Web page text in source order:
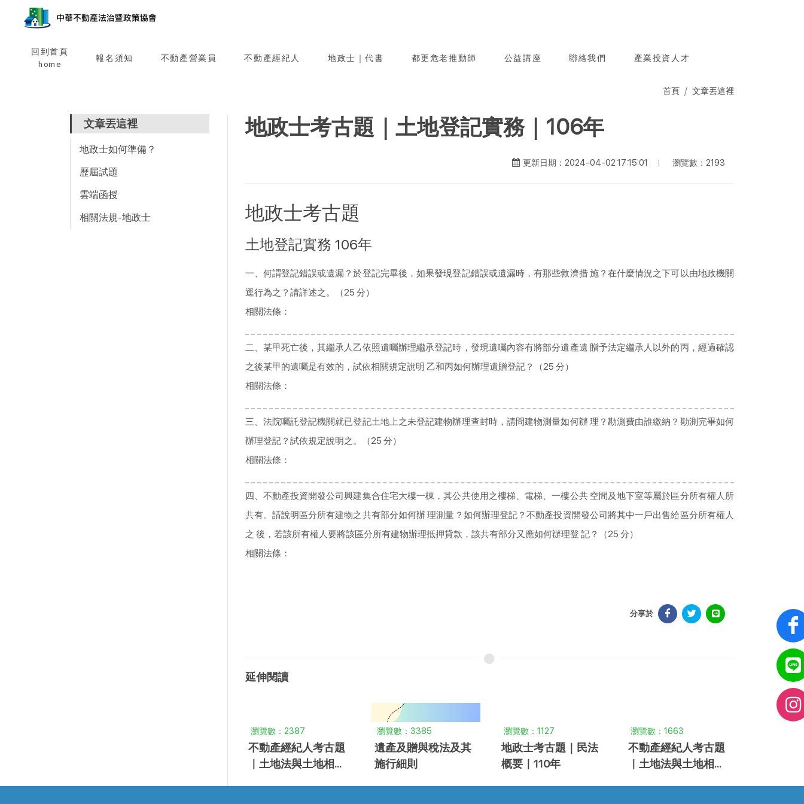
回到首頁
home
報名須知 不動產營業員 不動產經紀人 地政士｜代書 都更危老推動師 公益講座 聯絡我們 產業投資人才
首頁 文章丟這裡
文章丟這裡
地政士如何準備？
歷屆試題
雲端函授
相關法規-地政士
地政士考古題｜土地登記實務｜106年
更新日期：2024-04-02 17:15:01 瀏覽數：2193
地政士考古題
土地登記實務 106年
一、何謂登記錯誤或遺漏？於登記完畢後，如果發現登記錯誤或遺漏時，有那些救濟措 施？在什麼情況之下可以由地政機關
逕行為之？請詳述之。（25 分）
相關法條：
二、某甲死亡後，其繼承人乙依照遺囑辦理繼承登記時，發現遺囑內容有將部分遺產遺 贈予法定繼承人以外的丙，經過確認
之後某甲的遺囑是有效的，試依相關規定說明 乙和丙如何辦理遺贈登記？（25 分）
相關法條：
三、法院囑託登記機關就已登記土地上之未登記建物辦理查封時，請問建物測量如何辦 理？勘測費由誰繳納？勘測完畢如何
辦理登記？試依規定說明之。（25 分）
相關法條：
四、不動產投資開發公司興建集合住宅大樓一棟，其公共使用之樓梯、電梯、一樓公共 空間及地下室等屬於區分所有權人所
共有。請說明區分所有建物之共有部分如何辦 理測量？如何辦理登記？不動產投資開發公司將其中一戶出售給區分所有權人
之 後，若該所有權人要將該區分所有建物辦理抵押貸款，該共有部分又應如何辦理登 記？（25 分）
相關法條：
分享於
延伸閱讀
瀏覽數：2387
不動產經紀人考古題
｜土地法與土地相關
瀏覽數：3385
遺產及贈與稅法及其
施行細則
瀏覽數：1127
地政士考古題｜民法
概要｜110年
瀏覽數：1663
不動產經紀人考古題
｜土地法與土地相關